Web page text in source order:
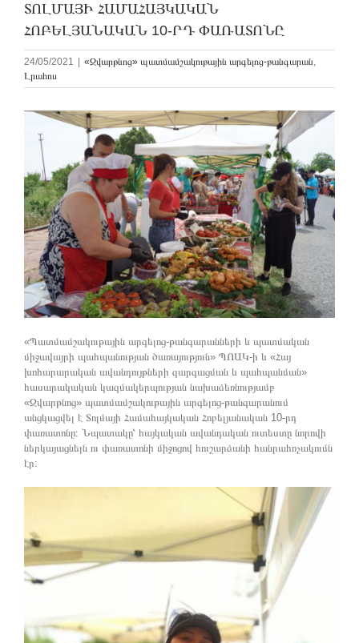
ՏՈԼՄԱՅԻ ՀԱՄԱՀԱՅԿԱԿԱՆ
ՀՈԲԵԼՅԱՆԱԿԱՆ 10-ՐԴ ՓԱՌԱՏՈՆԸ
24/05/2021 «Զվարթնոց» պատմամշակութային արգելոց-թանգարան,
Լրահոս
«Պատմամշակութային արգելոց-թանգարանների և պատմական
միջավայրի պահպանության ծառայություն» ՊՈԱԿ-ի և «Հայ
խոհարարական ավանդույթների զարգացման և պահպանման»
հասարակական կազմակերպության նախաձեռնությամբ
«Զվարթնոց» պատմամշակութային արգելոց-թանգարանում
անցկացվել է Տոլմայի Համահայկական Հոբելյանական 10-րդ
փառատոնը։ Նպատակը՝ հայկական ավանդական ուտեստը նորովի
ներկայացնելն ու փառատոնի միջոցով հուշարձանի հանրահռչակումն
էր: